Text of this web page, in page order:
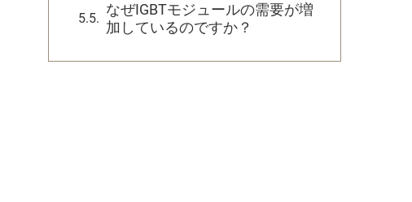
なぜIGBTモジュールの需要が増
加しているのですか？